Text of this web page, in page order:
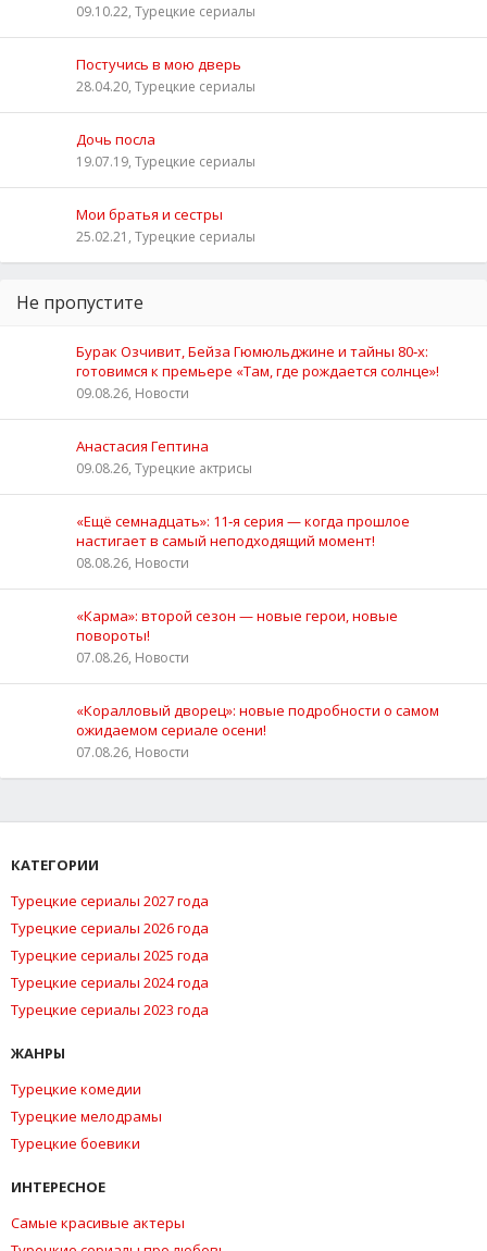
09.10.22, Турецкие сериалы
Постучись в мою дверь
28.04.20, Турецкие сериалы
Дочь посла
19.07.19, Турецкие сериалы
Мои братья и сестры
25.02.21, Турецкие сериалы
Не пропустите
Бурак Озчивит, Бейза Гюмюльджине и тайны 80‑х:
готовимся к премьере «Там, где рождается солнце»!
09.08.26, Новости
Анастасия Гептина
09.08.26, Турецкие актрисы
«Ещё семнадцать»: 11‑я серия — когда прошлое
настигает в самый неподходящий момент!
08.08.26, Новости
«Карма»: второй сезон — новые герои, новые
повороты!
07.08.26, Новости
«Коралловый дворец»: новые подробности о самом
ожидаемом сериале осени!
07.08.26, Новости
КАТЕГОРИИ
Турецкие сериалы 2027 года
Турецкие сериалы 2026 года
Турецкие сериалы 2025 года
Турецкие сериалы 2024 года
Турецкие сериалы 2023 года
ЖАНРЫ
Турецкие комедии
Турецкие мелодрамы
Турецкие боевики
ИНТЕРЕСНОЕ
Самые красивые актеры